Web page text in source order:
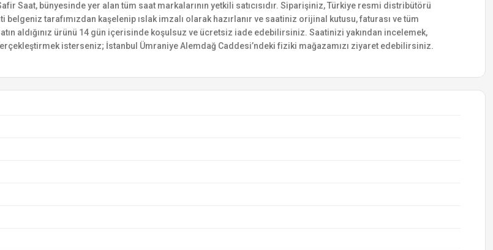
Saat, bünyesinde yer alan tüm saat markalarının yetkili satıcısıdır. Siparişiniz, Türkiye resmi distribütörü
tarafımızdan kaşelenip ıslak imzalı olarak hazırlanır ve saatiniz orijinal kutusu, faturası ve tüm
aldığınız ürünü 14 gün içerisinde koşulsuz ve ücretsiz iade edebilirsiniz. Saatinizi yakından incelemek,
isterseniz; İstanbul Ümraniye Alemdağ Caddesi’ndeki fiziki mağazamızı ziyaret edebilirsiniz.